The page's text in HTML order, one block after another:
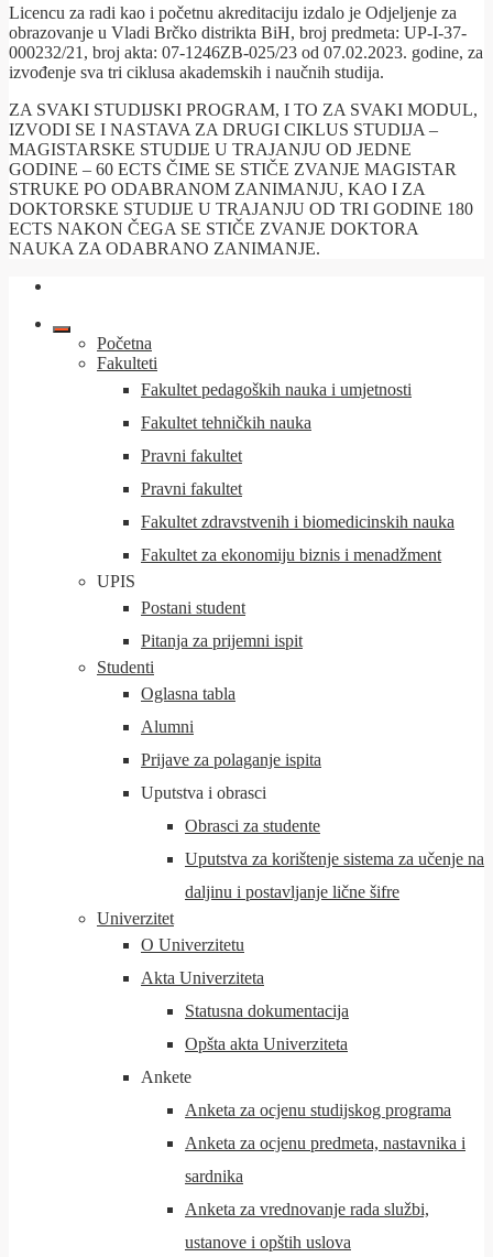
Licencu za radi kao i početnu akreditaciju izdalo je Odjeljenje za
obrazovanje u Vladi Brčko distrikta BiH, broj predmeta: UP-I-37-
000232/21, broj akta: 07-1246ZB-025/23 od 07.02.2023. godine, za
izvođenje sva tri ciklusa akademskih i naučnih studija.
ZA SVAKI STUDIJSKI PROGRAM, I TO ZA SVAKI MODUL,
IZVODI SE I NASTAVA ZA DRUGI CIKLUS STUDIJA –
MAGISTARSKE STUDIJE U TRAJANJU OD JEDNE
GODINE – 60 ECTS ČIME SE STIČE ZVANJE MAGISTAR
STRUKE PO ODABRANOM ZANIMANJU, KAO I ZA
DOKTORSKE STUDIJE U TRAJANJU OD TRI GODINE 180
ECTS NAKON ČEGA SE STIČE ZVANJE DOKTORA
NAUKA ZA ODABRANO ZANIMANJE.
Početna
Fakulteti
Fakultet pedagoških nauka i umjetnosti
Fakultet tehničkih nauka
Pravni fakultet
Pravni fakultet
Fakultet zdravstvenih i biomedicinskih nauka
Fakultet za ekonomiju biznis i menadžment
UPIS
Postani student
Pitanja za prijemni ispit
Studenti
Oglasna tabla
Alumni
Prijave za polaganje ispita
Uputstva i obrasci
Obrasci za studente
Uputstva za korištenje sistema za učenje na
daljinu i postavljanje lične šifre
Univerzitet
O Univerzitetu
Akta Univerziteta
Statusna dokumentacija
Opšta akta Univerziteta
Ankete
Anketa za ocjenu studijskog programa
Anketa za ocjenu predmeta, nastavnika i
sardnika
Anketa za vrednovanje rada službi,
ustanove i opštih uslova